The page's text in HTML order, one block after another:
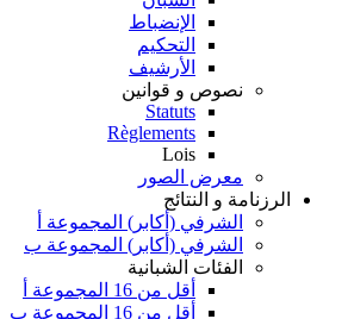
الإنضباط
التحكيم
الأرشيف
نصوص و قوانين
Statuts
Règlements
Lois
معرض الصور
الرزنامة و النتائج
الشرفي (أكابر) المجموعة أ
الشرفي (أكابر) المجموعة ب
الفئات الشبانية
أقل من 16 المجموعة أ
أقل من 16 المجموعة ب